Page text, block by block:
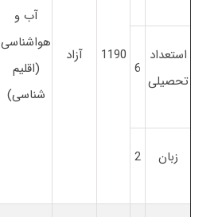
1190 آزاد
آب و
هواشناسی
(اقلیم
شناسی)
استعداد
تحصیلی
6
زبان 2